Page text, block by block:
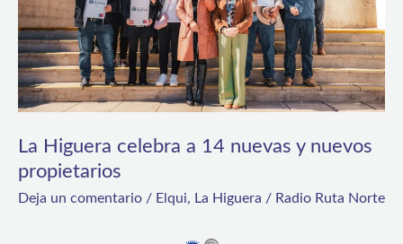
La Higuera celebra a 14 nuevas y nuevos
propietarios
Deja un comentario / Elqui, La Higuera / Radio Ruta Norte
nuevas
y
nuevos
propietarios